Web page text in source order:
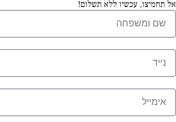
אל תחמיצו, עכשיו ללא תשלום!